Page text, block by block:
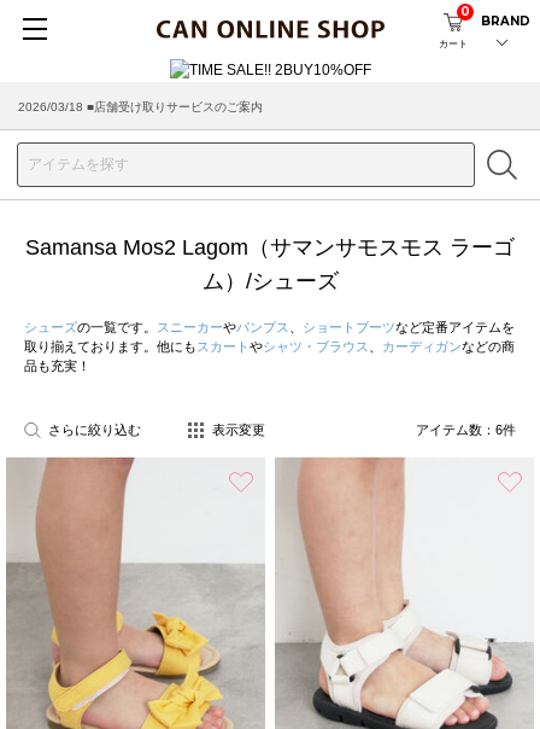
カート
0
BRAND
2026/03/18 ■店舗受け取りサービスのご案内
Samansa Mos2 Lagom（サマンサモスモス ラーゴ
ム）/シューズ
シューズの一覧です。 スニーカーやパンプス ショートブーツなど定番アイテムを
取り揃えております。他にも スカート やシャツ・ブラウス カーディガンなどの商
品も充実！
さらに絞り込む 表示変更 アイテム数： 6件
お気に入り